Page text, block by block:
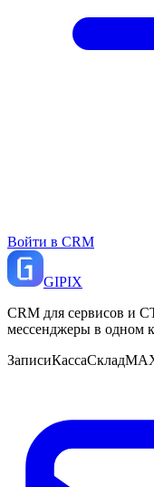
Войти в CRM
GIPIX
CRM для сервисов и
мессенджеры в одном
ЗаписиКассаСклад